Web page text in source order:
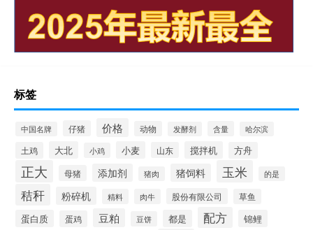
标签
中国名牌 仔猪 价格 动物 发酵剂 含量 哈尔滨
土鸡 大北 小鸡 小麦 山东 搅拌机 方舟
正大 母猪 添加剂 猪肉 猪饲料 玉米 的是
秸秆 粉碎机 精料 肉牛 股份有限公司 草鱼
蛋白质 蛋鸡 豆粕 豆饼 都是 配方 锦鲤